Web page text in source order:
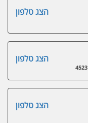
הצג טלפון
הצג טלפון
הצג טלפון